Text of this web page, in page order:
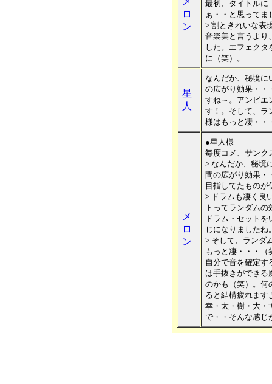
ロ
ン
最初、タイトルに
ぁ・・と思ってま
> 割ときれいな表
音楽美と言うより
した。エフェクタ
に（笑）。
星
人
なんだか、秘境に
の広がり効果・・
すね～。アンビエ
す！。そして、ラ
様はもっと凄・・
メ
ロ
ン
●星人様
毎度コメ、サンク
> なんだか、秘境
間の広がり効果・
目指してたものが
> ドラムも凄く良
トってランダム
ドラム・セット
じになりましたね
> そして、ランダ
もっと凄・・・（
自分で音を確定す
は手抜きができる
のかも（笑）。何
ると結構疲れます
幸・太・樹・大・
で・・そんな感じ